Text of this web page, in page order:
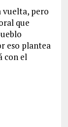
vuelta, pero
que
eso plantea
con el